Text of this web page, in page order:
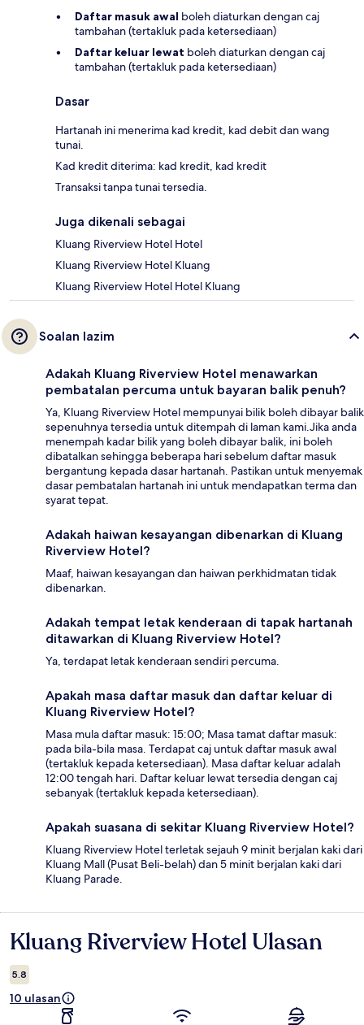
Daftar masuk awal boleh diaturkan dengan caj
tambahan (tertakluk pada ketersediaan)
Daftar keluar lewat boleh diaturkan dengan caj
tambahan (tertakluk pada ketersediaan)
Dasar
Hartanah ini menerima kad kredit, kad debit dan wang
tunai.
Kad kredit diterima: kad kredit, kad kredit
Transaksi tanpa tunai tersedia.
Juga dikenali sebagai
Kluang Riverview Hotel Hotel
Kluang Riverview Hotel Kluang
Kluang Riverview Hotel Hotel Kluang
Soalan lazim
Adakah Kluang Riverview Hotel menawarkan
pembatalan percuma untuk bayaran balik penuh?
Ya, Kluang Riverview Hotel mempunyai bilik boleh dibayar balik
sepenuhnya tersedia untuk ditempah di laman kami.Jika anda
menempah kadar bilik yang boleh dibayar balik, ini boleh
dibatalkan sehingga beberapa hari sebelum daftar masuk
bergantung kepada dasar hartanah. Pastikan untuk menyemak
dasar pembatalan hartanah ini untuk mendapatkan terma dan
syarat tepat.
Adakah haiwan kesayangan dibenarkan di Kluang
Riverview Hotel?
Maaf, haiwan kesayangan dan haiwan perkhidmatan tidak
dibenarkan.
Adakah tempat letak kenderaan di tapak hartanah
ditawarkan di Kluang Riverview Hotel?
Ya, terdapat letak kenderaan sendiri percuma.
Apakah masa daftar masuk dan daftar keluar di
Kluang Riverview Hotel?
Masa mula daftar masuk: 15:00; Masa tamat daftar masuk:
pada bila-bila masa. Terdapat caj untuk daftar masuk awal
(tertakluk kepada ketersediaan). Masa daftar keluar adalah
12:00 tengah hari. Daftar keluar lewat tersedia dengan caj
sebanyak (tertakluk kepada ketersediaan).
Apakah suasana di sekitar Kluang Riverview Hotel?
Kluang Riverview Hotel terletak sejauh 9 minit berjalan kaki dari
Kluang Mall (Pusat Beli-belah) dan 5 minit berjalan kaki dari
Kluang Parade.
Ulasan
Kluang Riverview Hotel Ulasan
5.8
10 ulasan